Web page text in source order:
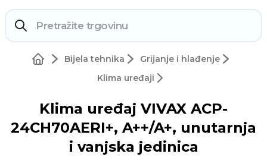
Bijela tehnika
Grijanje i hlađenje
Klima uređaji
Klima uređaj VIVAX ACP-
24CH70AERI+, A++/A+, unutarnja
i vanjska jedinica